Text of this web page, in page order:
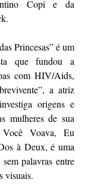
Copi e da
Princesas” é um
que fundou a
com HIV/Aids,
a atriz
origens e
mulheres de sua
Voava, Eu
à Deux, é uma
palavras entre
visuais.